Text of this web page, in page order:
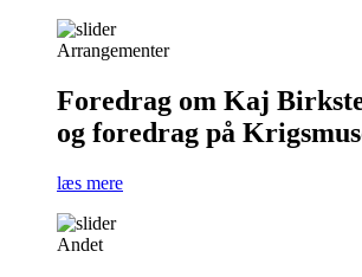
Arrangementer
Foredrag om Kaj
og foredrag på
læs mere
Andet